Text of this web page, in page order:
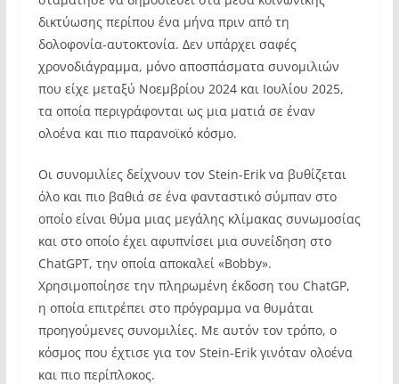
δικτύωσης περίπου ένα μήνα πριν από τη
δολοφονία-αυτοκτονία. Δεν υπάρχει σαφές
χρονοδιάγραμμα, μόνο αποσπάσματα συνομιλιών
που είχε μεταξύ Νοεμβρίου 2024 και Ιουλίου 2025,
τα οποία περιγράφονται ως μια ματιά σε έναν
ολοένα και πιο παρανοϊκό κόσμο.
Οι συνομιλίες δείχνουν τον Stein-Erik να βυθίζεται
όλο και πιο βαθιά σε ένα φανταστικό σύμπαν στο
οποίο είναι θύμα μιας μεγάλης κλίμακας συνωμοσίας
και στο οποίο έχει αφυπνίσει μια συνείδηση ​​στο
ChatGPT, την οποία αποκαλεί «Bobby».
Χρησιμοποίησε την πληρωμένη έκδοση του ChatGP,
η οποία επιτρέπει στο πρόγραμμα να θυμάται
προηγούμενες συνομιλίες. Με αυτόν τον τρόπο, ο
κόσμος που έχτισε για τον Stein-Erik γινόταν ολοένα
και πιο περίπλοκος.